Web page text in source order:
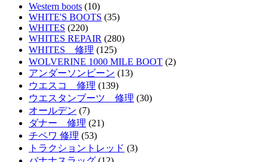
Western boots (10)
WHITE'S BOOTS (35)
WHITES (220)
WHITES REPAIR (280)
WHITES 修理 (125)
WOLVERINE 1000 MILE BOOT (2)
アンダーソンビーン (13)
ウエスコ 修理 (139)
ウエスタンブーツ 修理 (30)
オールデン (7)
ダナー 修理 (21)
チペワ 修理 (53)
トラクショントレッド (3)